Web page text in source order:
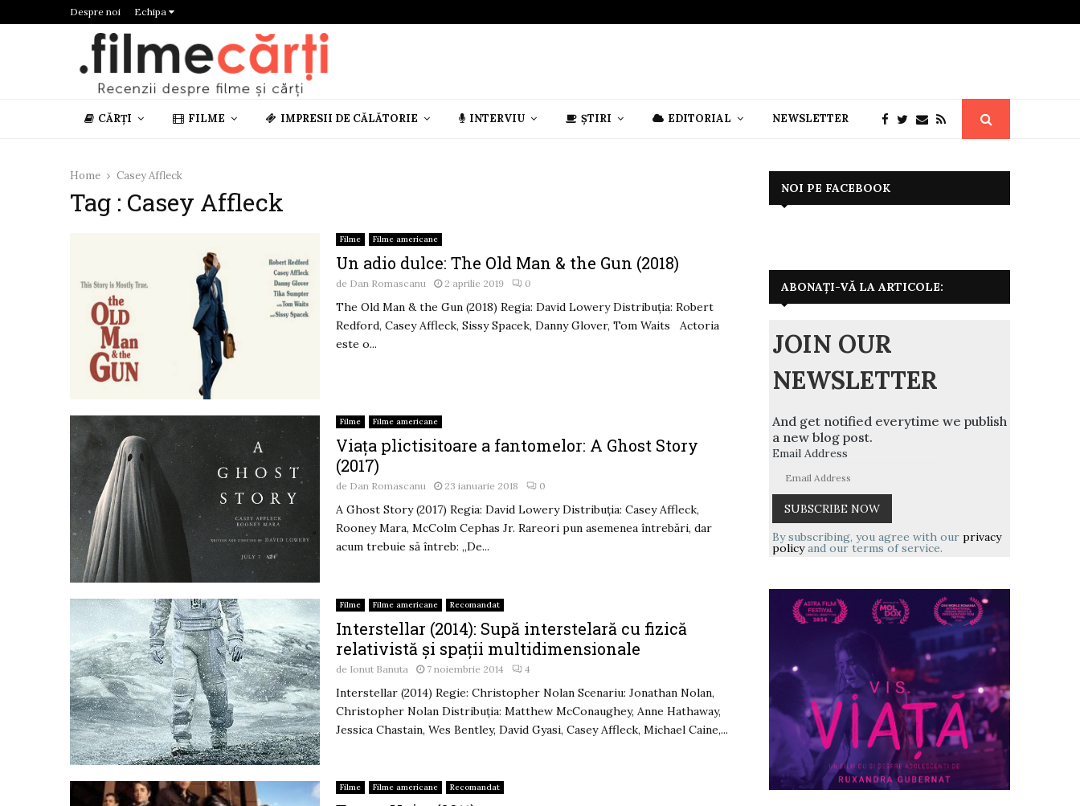
Despre noi Echipa
CĂRȚI FILME IMPRESII DE CĂLĂTORIE INTERVIU ȘTIRI EDITORIAL NEWSLETTER
Home Casey Affleck
Tag : Casey Affleck
Filme Filme americane
Un adio dulce: The Old Man & the Gun (2018)
de Dan Romascanu 2 aprilie 2019 0
The Old Man & the Gun (2018) Regia: David Lowery Distribuția: Robert
Redford, Casey Affleck, Sissy Spacek, Danny Glover, Tom Waits Actoria
este o...
Filme Filme americane
Viața plictisitoare a fantomelor: A Ghost Story
(2017)
de Dan Romascanu 23 ianuarie 2018 0
A Ghost Story (2017) Regia: David Lowery Distribuția: Casey Affleck,
Rooney Mara, McColm Cephas Jr. Rareori pun asemenea întrebări, dar
acum trebuie să întreb: „De...
Filme Filme americane Recomandat
Interstellar (2014): Supă interstelară cu fizică
relativistă și spații multidimensionale
de Ionut Banuta 7 noiembrie 2014 4
Interstellar (2014) Regie: Christopher Nolan Scenariu: Jonathan Nolan,
Christopher Nolan Distribuția: Matthew McConaughey, Anne Hathaway,
Jessica Chastain, Wes Bentley, David Gyasi, Casey Affleck, Michael Caine,...
Filme Filme americane Recomandat
NOI PE FACEBOOK
ABONAȚI-VĂ LA ARTICOLE:
JOIN OUR
NEWSLETTER
And get notified everytime we publish
a new blog post.
Email Address
By subscribing, you agree with our privacy
policyand our terms of service.